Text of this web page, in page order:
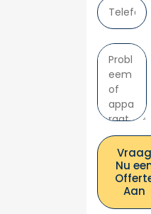
Vraag
Nu
Aan